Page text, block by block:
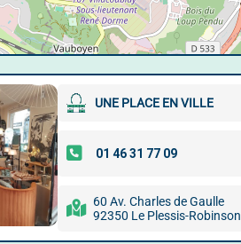
UNE PLACE EN VILLE
60 Av. Charles de Gaulle
92350 Le Plessis-Robinson